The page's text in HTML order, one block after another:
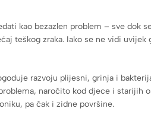
kao bezazlen problem – sve dok
teškog zraka. Iako se ne vidi
razvoju plijesni, grinja i
naročito kod djece i starijih
pa čak i zidne površine.